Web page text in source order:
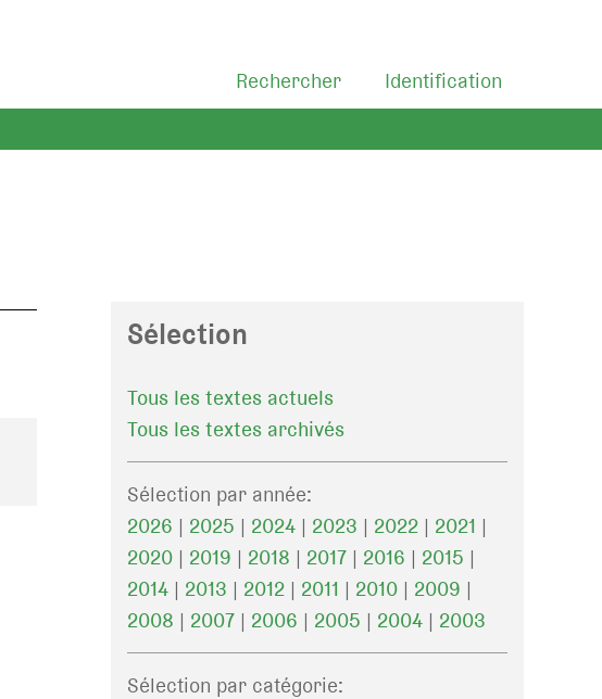
Identification
Rechercher
Sélection
Tous les textes actuels
Tous les textes archivés
Sélection par année:
2026 | 2025 | 2024 | 2023 | 2022 | 2021 |
2020 | 2019 | 2018 | 2017 | 2016 | 2015 |
2014 | 2013 | 2012 | 2011 | 2010 | 2009 |
2008 | 2007 | 2006 | 2005 | 2004 | 2003
Sélection par catégorie: